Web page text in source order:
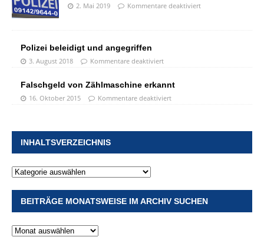
2. Mai 2019 Kommentare deaktiviert
Polizei beleidigt und angegriffen
3. August 2018 Kommentare deaktiviert
Falschgeld von Zählmaschine erkannt
16. Oktober 2015 Kommentare deaktiviert
INHALTSVERZEICHNIS
BEITRÄGE MONATSWEISE IM ARCHIV SUCHEN